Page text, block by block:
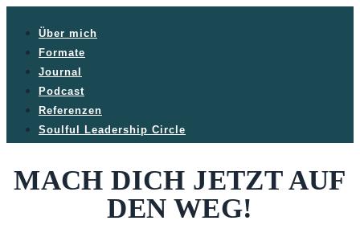
Über mich
Formate
Journal
Podcast
Referenzen
Soulful Leadership Circle
MACH DICH JETZT AUF
DEN WEG!